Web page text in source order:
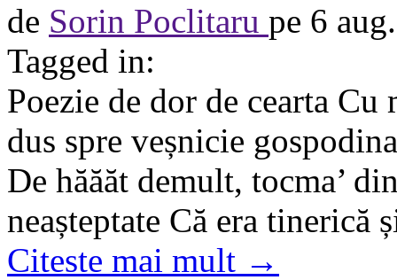
de Sorin Poclitaru pe 6
Tagged in:
Poezie de dor de cearta
dus spre veșnicie
De hăăăt demult, tocma’
neașteptate Că era tinerică
Citeste mai mult →